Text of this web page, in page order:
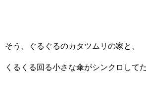
そう、ぐるぐるのカタツムリの家と、
くるくる回る小さな傘がシンクロしてた